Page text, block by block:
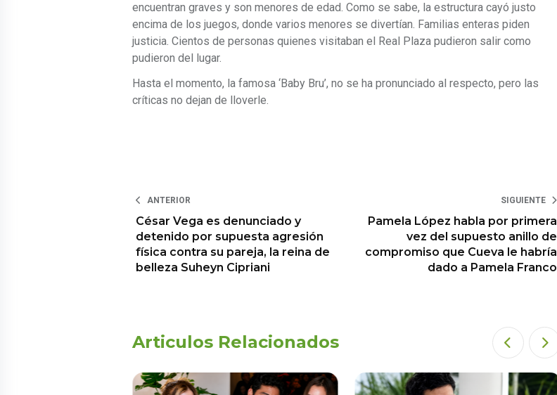
encuentran graves y son menores de edad. Como se sabe, la estructura cayó justo
encima de los juegos, donde varios menores se divertían. Familias enteras piden
justicia. Cientos de personas quienes visitaban el Real Plaza pudieron salir como
pudieron del lugar.
Hasta el momento, la famosa ‘Baby Bru’, no se ha pronunciado al respecto, pero las
críticas no dejan de lloverle.
ANTERIOR
César Vega es denunciado y
detenido por supuesta agresión
física contra su pareja, la reina de
belleza Suheyn Cipriani
SIGUIENTE
Pamela López habla por primera
vez del supuesto anillo de
compromiso que Cueva le habría
dado a Pamela Franco
Articulos Relacionados